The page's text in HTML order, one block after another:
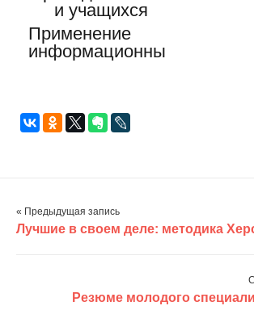
Применение
информационны
« Предыдущая запись
Лучшие в своем деле: методика
Резюме молодого